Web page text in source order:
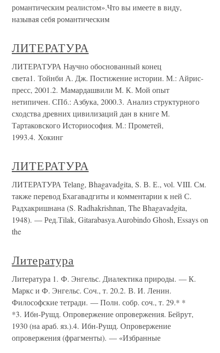
романтическим реалистом».Что вы имеете в виду,
называя себя романтическим
ЛИТЕРАТУРА
ЛИТЕРАТУРА Научно обоснованный конец
света1. Тойнби А. Дж. Постижение истории. М.: Айрис-
пресс, 2001.2. Мамардашвили М. К. Мой опыт
нетипичен. СПб.: Азбука, 2000.3. Анализ структурного
сходства древних цивилизаций дан в книге М.
Тартаковского Историософия. М.: Прометей,
1993.4. Хокинг
ЛИТЕРАТУРА
ЛИТЕРАТУРА Теlаng, Bhagavadgita, S. В. Е., vol. VIII. См.
также перевод Бхагавадгиты и комментарии к ней С.
Радхакришнана (S. Radhakrishnan, The Bhagavadgita,
1948). — Ред.Тilak, Gitarabasya.Aurоbindо Ghоsh, Essays on
the
Литература
Литература 1. Ф. Энгельс. Диалектика природы. — К.
Маркс и Ф. Энгельс. Соч., т. 20.2. В. И. Ленин.
Философские тетради. — Полн. собр. соч., т. 29.* *
*3. Ибн-Рушд. Опровержение опровержения. Бейрут,
1930 (на араб. яз.).4. Ибн-Рушд. Опровержение
опровержения (фрагменты). — «Избранные